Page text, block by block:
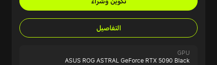
التفاصيل
GPU
ASUS ROG ASTRAL GeForce RTX 5090 Black